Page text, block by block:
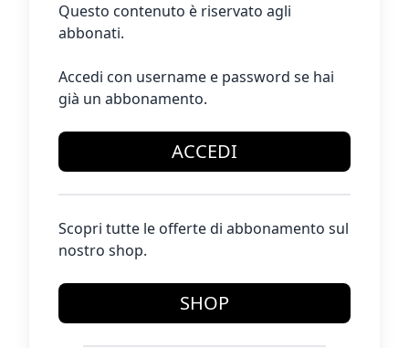
Questo contenuto è riservato agli
abbonati.
Accedi con username e password se hai
già un abbonamento.
ACCEDI
Scopri tutte le offerte di abbonamento sul
nostro shop.
SHOP